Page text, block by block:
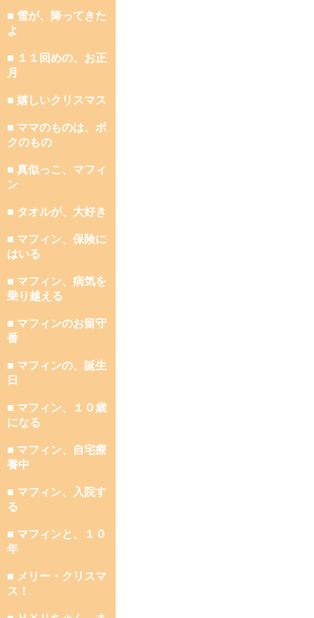
■ 雪が、降ってきた
よ
■ １１回めの、お正
月
■ 嬉しいクリスマス
■ ママのものは、ボ
クのもの
■ 真似っこ、マフィ
ン
■ タオルが、大好き
■ マフィン、保険に
はいる
■ マフィン、病気を
乗り越える
■ マフィンのお留守
番
■ マフィンの、誕生
日
■ マフィン、１０歳
になる
■ マフィン、自宅療
養中
■ マフィン、入院す
る
■ マフィンと、１０
年
■ メリー・クリスマ
ス！